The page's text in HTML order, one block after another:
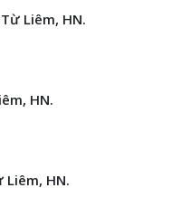
Liêm, HN.
HN.
HN.